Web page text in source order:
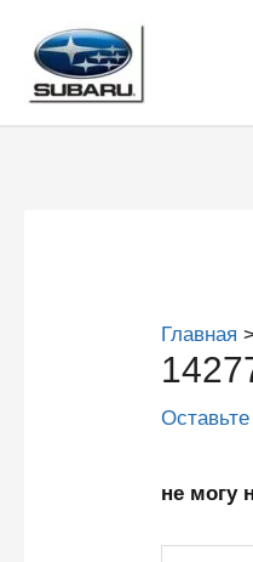
содержимому
Главная
не могу